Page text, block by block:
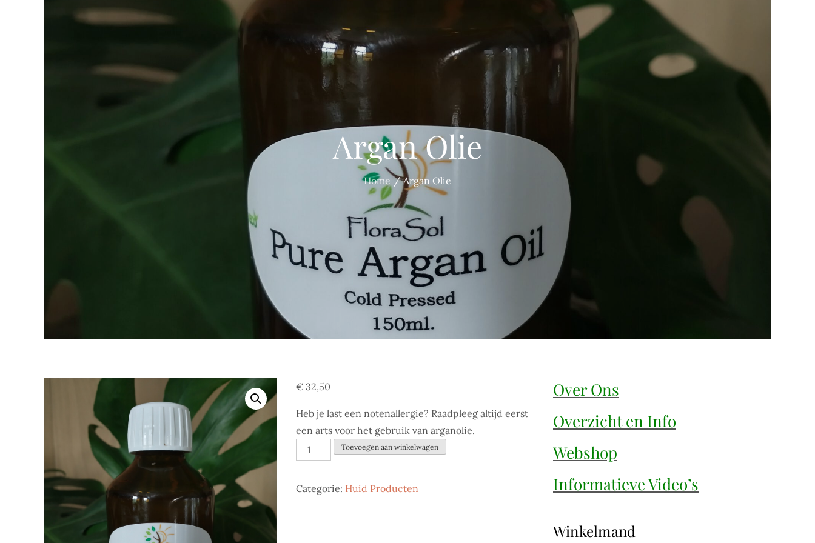
Argan Olie
Home Argan Olie
€ 32,50
Heb je last een notenallergie? Raadpleeg altijd eerst
een arts voor het gebruik van arganolie.
Argan
Olie
Toevoegen aan winkelwagen
Categorie: Huid Producten
Over Ons
Overzicht en Info
Webshop
Informatieve Video’s
Winkelmand